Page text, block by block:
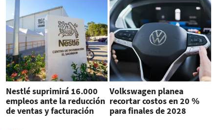
Nestlé suprimirá 16.000
empleos ante la reducción
de ventas y facturación
Volkswagen planea
recortar costos en 20 %
para finales de 2028